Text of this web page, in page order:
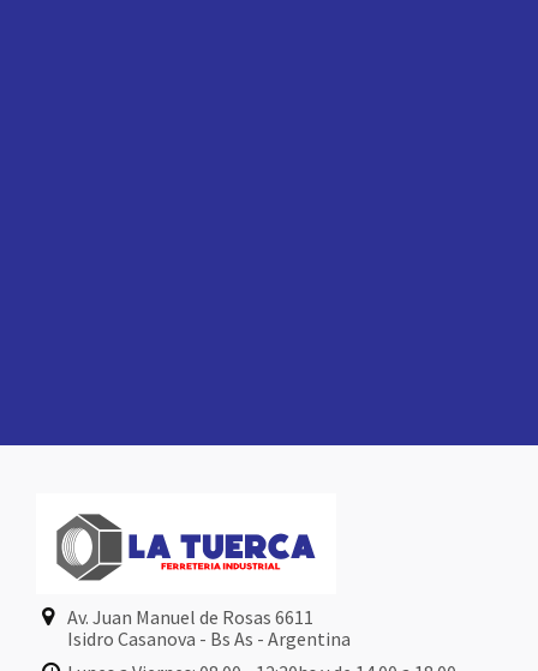
Av. Juan Manuel de Rosas 6611
Isidro Casanova - Bs As - Argentina